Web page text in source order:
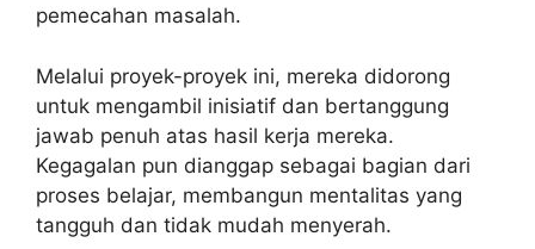
pemecahan masalah.
Melalui proyek-proyek ini, mereka didorong
untuk mengambil inisiatif dan bertanggung
jawab penuh atas hasil kerja mereka.
Kegagalan pun dianggap sebagai bagian dari
proses belajar, membangun mentalitas yang
tangguh dan tidak mudah menyerah.